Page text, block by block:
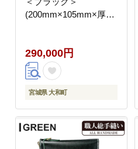
(200mm×105mm×厚み
サイフ 名入れ ギフト
ルガトショルダー 本格
シンプル ファッション
日本製 手縫い ハンドメ
式会社Stand Field】
ta273-black
290,000円
宮城県 大和町